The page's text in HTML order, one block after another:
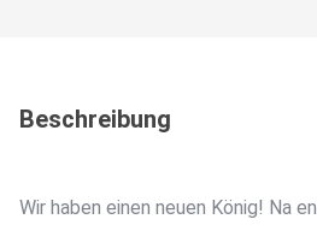
Beschreibung
Wir haben einen neuen König! Na